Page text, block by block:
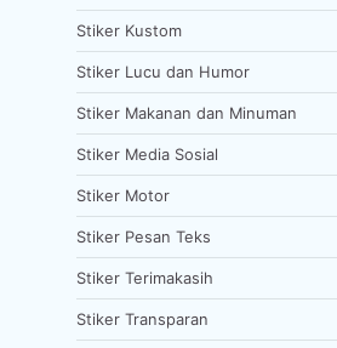
Stiker Kustom
Stiker Lucu dan Humor
Stiker Makanan dan Minuman
Stiker Media Sosial
Stiker Motor
Stiker Pesan Teks
Stiker Terimakasih
Stiker Transparan